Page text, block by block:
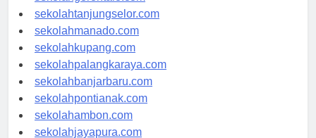
sekolahgorontalo.com
sekolahtanjungselor.com
sekolahmanado.com
sekolahkupang.com
sekolahpalangkaraya.com
sekolahbanjarbaru.com
sekolahpontianak.com
sekolahambon.com